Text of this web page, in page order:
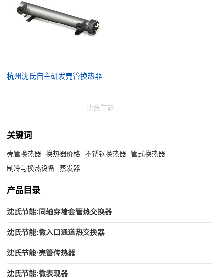
杭州沈氏自主研发壳管换热器
沈氏节能:
关键词
壳管换热器 换热器价格 不锈钢换热器
管式换热器
制冷与换热设备
蒸发器
产品目录
沈氏节能:同轴穿墙套管热交换器
沈氏节能:微入口通道热交换器
沈氏节能:壳管传热器
沈氏节能:微表现器